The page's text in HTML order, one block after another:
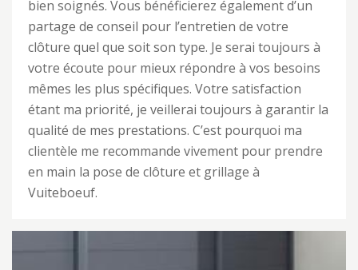
bien soignés. Vous bénéficierez également d’un
partage de conseil pour l’entretien de votre
clôture quel que soit son type. Je serai toujours à
votre écoute pour mieux répondre à vos besoins
mêmes les plus spécifiques. Votre satisfaction
étant ma priorité, je veillerai toujours à garantir la
qualité de mes prestations. C’est pourquoi ma
clientèle me recommande vivement pour prendre
en main la pose de clôture et grillage à
Vuiteboeuf.